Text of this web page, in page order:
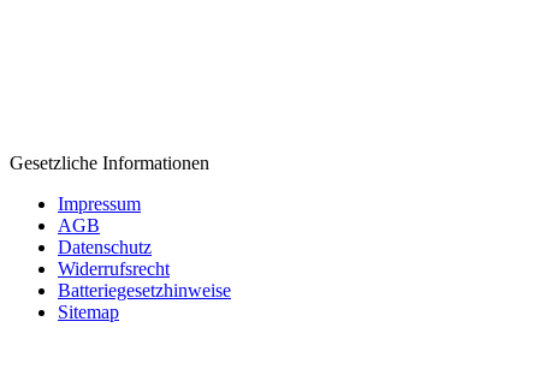
Gesetzliche Informationen
Impressum
AGB
Datenschutz
Widerrufsrecht
Batteriegesetzhinweise
Sitemap